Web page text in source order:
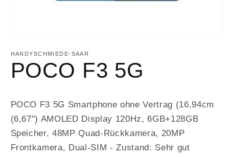
HANDYSCHMIEDE-SAAR
POCO F3 5G
POCO F3 5G Smartphone ohne Vertrag (16,94cm
(6,67") AMOLED Display 120Hz, 6GB+128GB
Speicher, 48MP Quad-Rückkamera, 20MP
Frontkamera, Dual-SIM -Zustand: Sehr gut